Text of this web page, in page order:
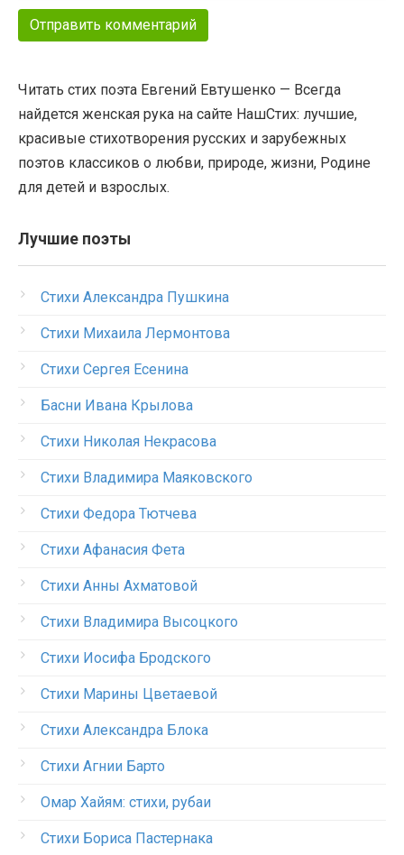
Читать стих поэта Евгений Евтушенко — Всегда
найдется женская рука на сайте НашСтих: лучшие,
красивые стихотворения русских и зарубежных
поэтов классиков о любви, природе, жизни, Родине
для детей и взрослых.
Лучшие поэты
Стихи Александра Пушкина
Стихи Михаила Лермонтова
Стихи Сергея Есенина
Басни Ивана Крылова
Стихи Николая Некрасова
Стихи Владимира Маяковского
Стихи Федора Тютчева
Стихи Афанасия Фета
Стихи Анны Ахматовой
Стихи Владимира Высоцкого
Стихи Иосифа Бродского
Стихи Марины Цветаевой
Стихи Александра Блока
Стихи Агнии Барто
Омар Хайям: стихи, рубаи
Стихи Бориса Пастернака